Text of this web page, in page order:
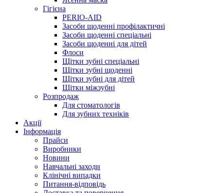
Гігієна
PERIO-AID
Засоби щоденні профілактичні
Засоби щоденні спеціальні
Засоби щоденні для дітей
Флоси
Щітки зубні спеціальні
Щітки зубні щоденні
Щітки зубні для дітей
Щітки міжзубні
Розпродаж
Для стоматологів
Для зубних техніків
Акції
Інформація
Прайси
Виробники
Новини
Навчальні заходи
Клінічні випадки
Питання-відповідь